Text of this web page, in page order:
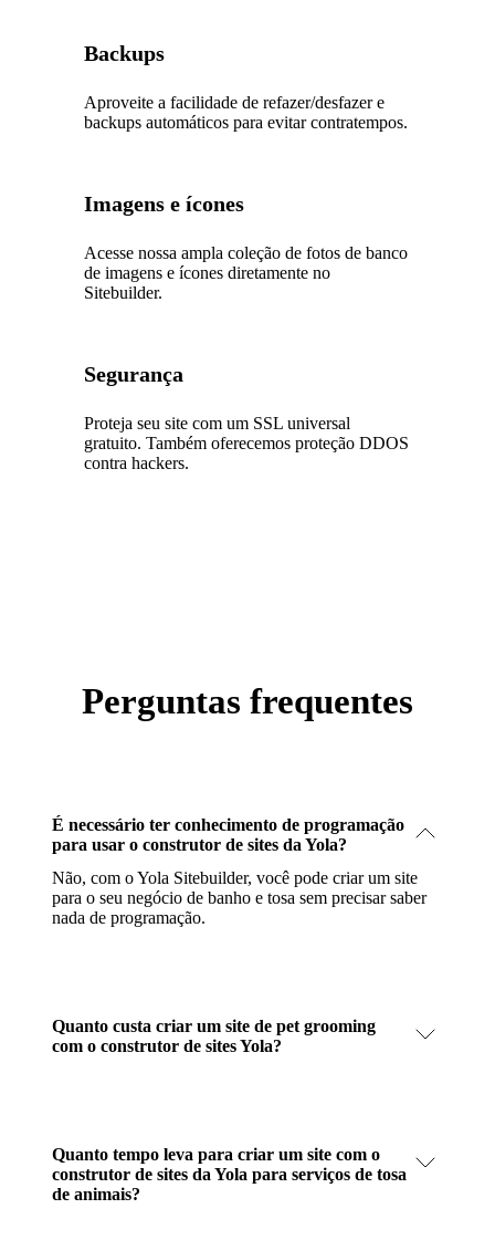
Backups
Aproveite a facilidade de refazer/desfazer e
backups automáticos para evitar contratempos.
Imagens e ícones
Acesse nossa ampla coleção de fotos de banco
de imagens e ícones diretamente no
Sitebuilder.
Segurança
Proteja seu site com um SSL universal
gratuito. Também oferecemos proteção DDOS
contra hackers.
Perguntas frequentes
É necessário ter conhecimento de programação
para usar o construtor de sites da Yola?
Não, com o Yola Sitebuilder, você pode criar um site
para o seu negócio de banho e tosa sem precisar saber
nada de programação.
Quanto custa criar um site de pet grooming
com o construtor de sites Yola?
Quanto tempo leva para criar um site com o
construtor de sites da Yola para serviços de tosa
de animais?